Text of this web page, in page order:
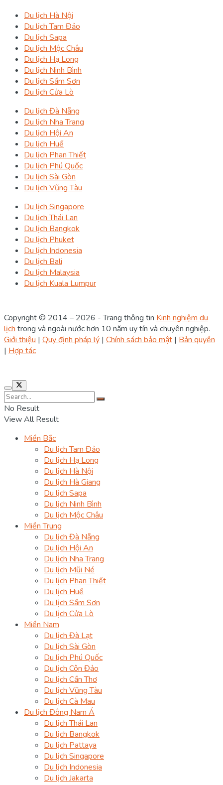
Du lịch Hà Nội
Du lịch Tam Đảo
Du lịch Sapa
Du lịch Mộc Châu
Du lịch Hạ Long
Du lịch Ninh Bình
Du lịch Sầm Sơn
Du lịch Cửa Lò
Du lịch Đà Nẵng
Du lịch Nha Trang
Du lịch Hội An
Du lịch Huế
Du lịch Phan Thiết
Du lịch Phú Quốc
Du lịch Sài Gòn
Du lịch Vũng Tàu
Du lịch Singapore
Du lịch Thái Lan
Du lịch Bangkok
Du lịch Phuket
Du lịch Indonesia
Du lịch Bali
Du lịch Malaysia
Du lịch Kuala Lumpur
Copyright © 2014 – 2026 - Trang thông tin Kinh nghiệm du
lịch trong và ngoài nước hơn 10 năm uy tín và chuyên nghiệp.
Giới thiệu | Quy định pháp lý | Chính sách bảo mật | Bản quyền
| Hợp tác
No Result
View All Result
Miền Bắc
Du lịch Tam Đảo
Du lịch Hạ Long
Du lịch Hà Nội
Du lịch Hà Giang
Du lịch Sapa
Du lịch Ninh Bình
Du lịch Mộc Châu
Miền Trung
Du lịch Đà Nẵng
Du lịch Hội An
Du lịch Nha Trang
Du lịch Mũi Né
Du lịch Phan Thiết
Du lịch Huế
Du lịch Sầm Sơn
Du lịch Cửa Lò
Miền Nam
Du lịch Đà Lạt
Du lịch Sài Gòn
Du lịch Phú Quốc
Du lịch Côn Đảo
Du lịch Cần Thơ
Du lịch Vũng Tàu
Du lịch Cà Mau
Du lịch Đông Nam Á
Du lịch Thái Lan
Du lịch Bangkok
Du lịch Pattaya
Du lịch Singapore
Du lịch Indonesia
Du lịch Jakarta